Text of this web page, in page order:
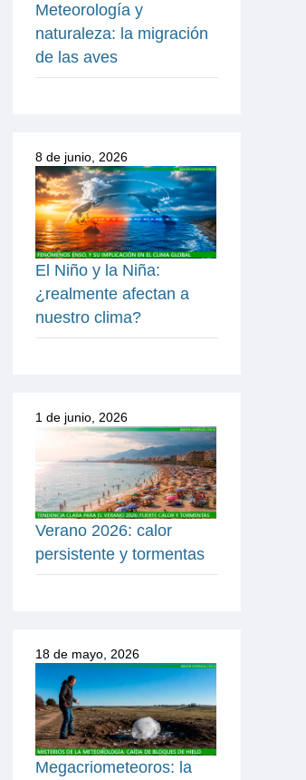
Meteorología y
naturaleza: la migración
de las aves
8 de junio, 2026
El Niño y la Niña:
¿realmente afectan a
nuestro clima?
1 de junio, 2026
Verano 2026: calor
persistente y tormentas
18 de mayo, 2026
Megacriometeoros: la